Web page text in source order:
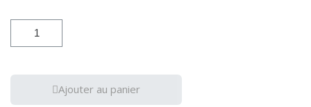
Ajouter au panier